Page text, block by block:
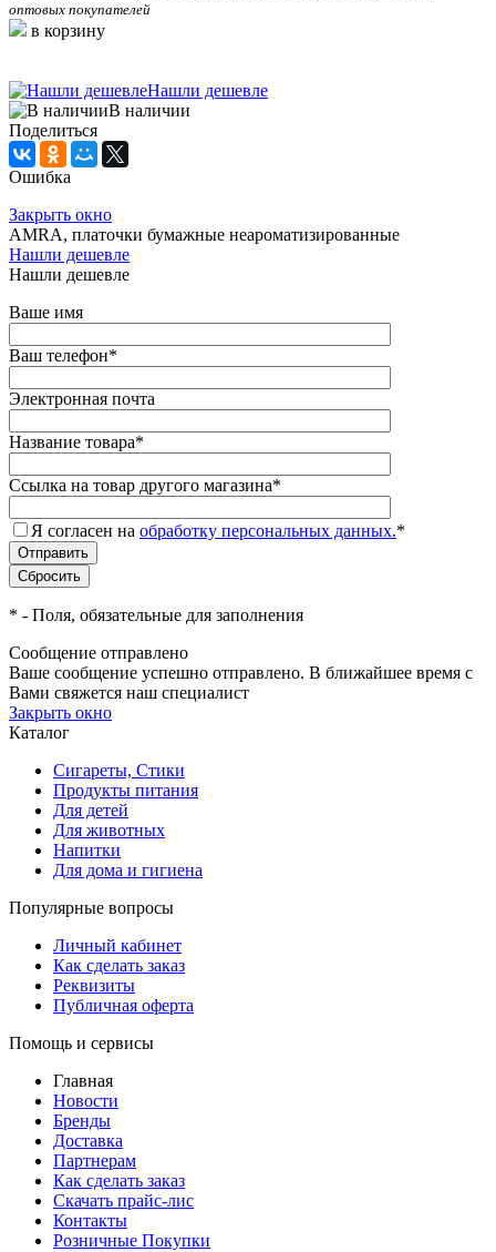
оптовых покупателей
в корзину
Нашли дешевле
В наличии
Поделиться
Ошибка
Закрыть окно
AMRA, платочки бумажные неароматизированные
Нашли дешевле
Нашли дешевле
Ваше имя
Ваш телефон*
Электронная почта
Название товара*
Ссылка на товар другого магазина*
Я согласен на обработку персональных данных.*
* - Поля, обязательные для заполнения
Сообщение отправлено
Ваше сообщение успешно отправлено. В ближайшее время с
Вами свяжется наш специалист
Закрыть окно
Каталог
Сигареты, Стики
Продукты питания
Для детей
Для животных
Напитки
Для дома и гигиена
Популярные вопросы
Личный кабинет
Как сделать заказ
Реквизиты
Публичная оферта
Помощь и сервисы
Главная
Новости
Бренды
Доставка
Партнерам
Как сделать заказ
Скачать прайс-лис
Контакты
Розничные Покупки